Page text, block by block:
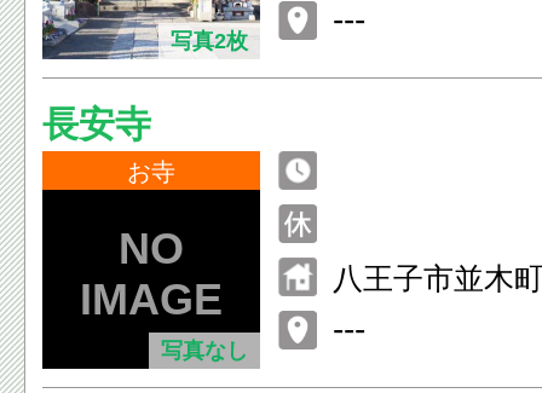
写真2枚
---
長安寺
お寺
写真なし
八王子市並木
---